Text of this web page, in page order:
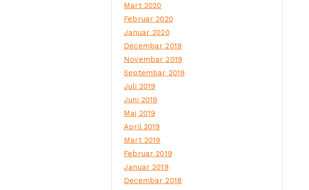
Mart 2020
Februar 2020
Januar 2020
Decembar 2019
Novembar 2019
Septembar 2019
Juli 2019
Juni 2019
Maj 2019
April 2019
Mart 2019
Februar 2019
Januar 2019
Decembar 2018